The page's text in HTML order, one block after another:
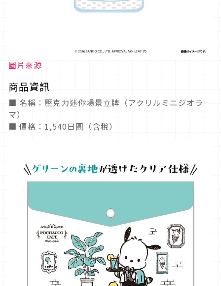
圖片來源
商品資訊
■ 名稱：壓克力迷你場景立牌（アクリルミニジオラ
マ）
■ 價格：1,540日圓（含稅）